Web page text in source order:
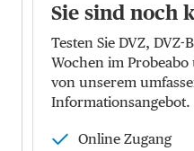
Sie sind noch
Testen Sie DVZ,
Wochen im
von unserem
Informationsangebot.
Online Zugang